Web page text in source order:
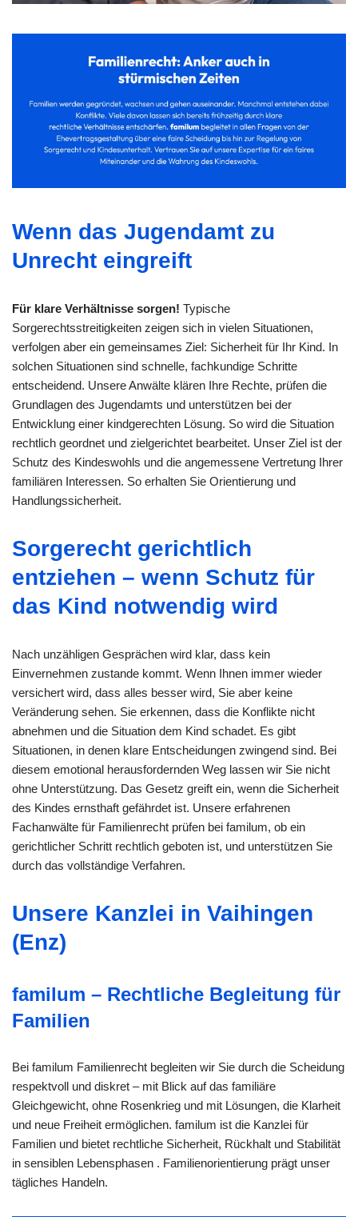
Wenn das Jugendamt zu
Unrecht eingreift
Für klare Verhältnisse sorgen! Typische
Sorgerechtsstreitigkeiten zeigen sich in vielen Situationen,
verfolgen aber ein gemeinsames Ziel: Sicherheit für Ihr Kind. In
solchen Situationen sind schnelle, fachkundige Schritte
entscheidend. Unsere Anwälte klären Ihre Rechte, prüfen die
Grundlagen des Jugendamts und unterstützen bei der
Entwicklung einer kindgerechten Lösung. So wird die Situation
rechtlich geordnet und zielgerichtet bearbeitet. Unser Ziel ist der
Schutz des Kindeswohls und die angemessene Vertretung Ihrer
familiären Interessen. So erhalten Sie Orientierung und
Handlungssicherheit.
Sorgerecht gerichtlich
entziehen – wenn Schutz für
das Kind notwendig wird
Nach unzähligen Gesprächen wird klar, dass kein
Einvernehmen zustande kommt. Wenn Ihnen immer wieder
versichert wird, dass alles besser wird, Sie aber keine
Veränderung sehen. Sie erkennen, dass die Konflikte nicht
abnehmen und die Situation dem Kind schadet. Es gibt
Situationen, in denen klare Entscheidungen zwingend sind. Bei
diesem emotional herausfordernden Weg lassen wir Sie nicht
ohne Unterstützung. Das Gesetz greift ein, wenn die Sicherheit
des Kindes ernsthaft gefährdet ist. Unsere erfahrenen
Fachanwälte für Familienrecht prüfen bei familum, ob ein
gerichtlicher Schritt rechtlich geboten ist, und unterstützen Sie
durch das vollständige Verfahren.
Unsere Kanzlei in Vaihingen
(Enz)
familum – Rechtliche Begleitung für
Familien
Bei familum Familienrecht begleiten wir Sie durch die Scheidung
respektvoll und diskret – mit Blick auf das familiäre
Gleichgewicht, ohne Rosenkrieg und mit Lösungen, die Klarheit
und neue Freiheit ermöglichen. familum ist die Kanzlei für
Familien und bietet rechtliche Sicherheit, Rückhalt und Stabilität
in sensiblen Lebensphasen . Familienorientierung prägt unser
tägliches Handeln.